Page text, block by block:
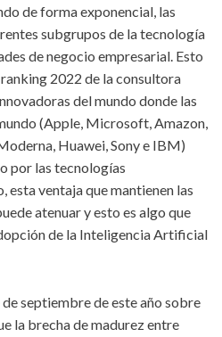
de forma exponencial, las
subgrupos de la tecnología
de negocio empresarial. Esto
2022 de la consultora
del mundo donde las
(Apple, Microsoft, Amazon,
Huawei, Sony e IBM)
por las tecnologías
esta ventaja que mantienen las
atenuar y esto es algo que
de la Inteligencia Artificial
septiembre de este año sobre
la brecha de madurez entre